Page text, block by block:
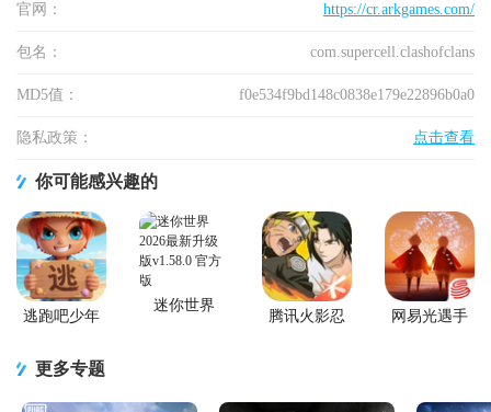
官网： https://cr.arkgames.com/
包名： com.supercell.clashofclans
MD5值： f0e534f9bd148c0838e179e22896b0a0
隐私政策： 点击查看
你可能感兴趣的
逃跑吧少年
迷你世界
腾讯火影忍
网易光遇手
更多专题